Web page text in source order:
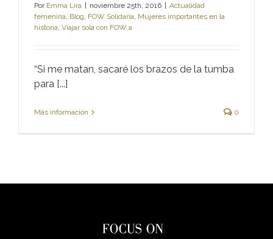
Por Emma Lira | noviembre 25th, 2016 | Actualidad
femenina Blog FOW Solidaria Mujeres importantes en la
historia Viajar sola con FOW a
“Si me matan, sacaré los brazos de la tumba
para [...]
Más información 0